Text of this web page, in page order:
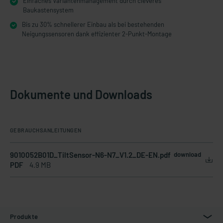
Baukastensystem
Bis zu 30% schnellerer Einbau als bei bestehenden
Neigungssensoren dank effizienter 2-Punkt-Montage
Dokumente und Downloads
GEBRAUCHSANLEITUNGEN
9010052B01D_TiltSensor-N6-N7_V1.2_DE-EN.pdf
PDF
4.9 MB
download
Produkte